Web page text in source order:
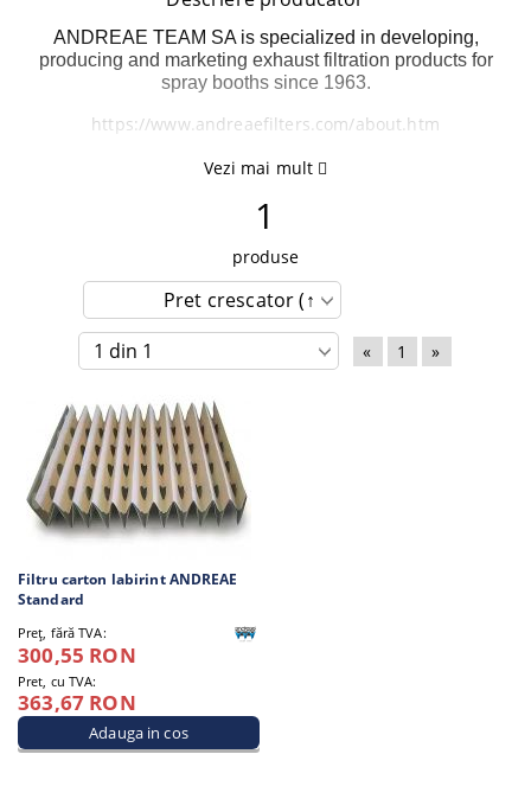
ANDREAE TEAM SA is specialized in developing,
producing and marketing exhaust filtration products for
spray booths since 1963.
https://www.andreaefilters.com/about.htm
Vezi mai mult
1
produse
« 1 »
Filtru carton labirint ANDREAE
Standard
Preţ, fără TVA:
300,55 RON
Pret, cu TVA:
363,67 RON